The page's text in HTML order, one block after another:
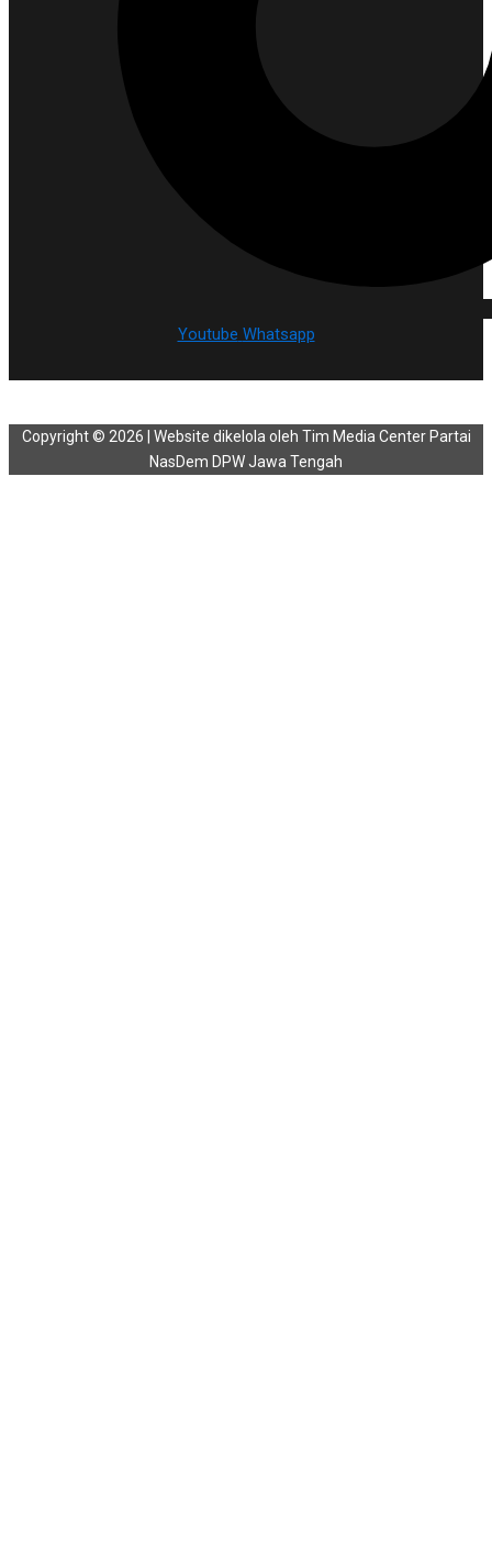
Youtube Whatsapp
Copyright © 2026 | Website dikelola oleh Tim Media Center Partai
NasDem DPW Jawa Tengah